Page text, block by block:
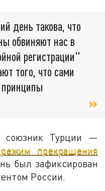
день такова, что
обвиняют нас в
регистрации"
того, что сами
Турции —
прекращения
был зафиксирован
России.